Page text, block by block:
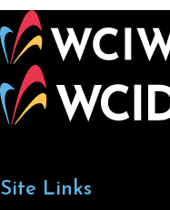
Site Links